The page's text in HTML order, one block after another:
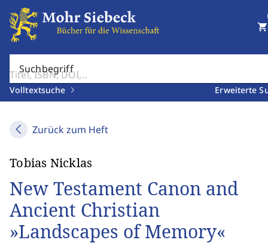
Suchbegriff
Volltextsuche Erweiterte
shopping_cart
Zurück zum Heft
Tobias Nicklas
New Testament Canon and
Ancient Christian
»Landscapes of Memory«